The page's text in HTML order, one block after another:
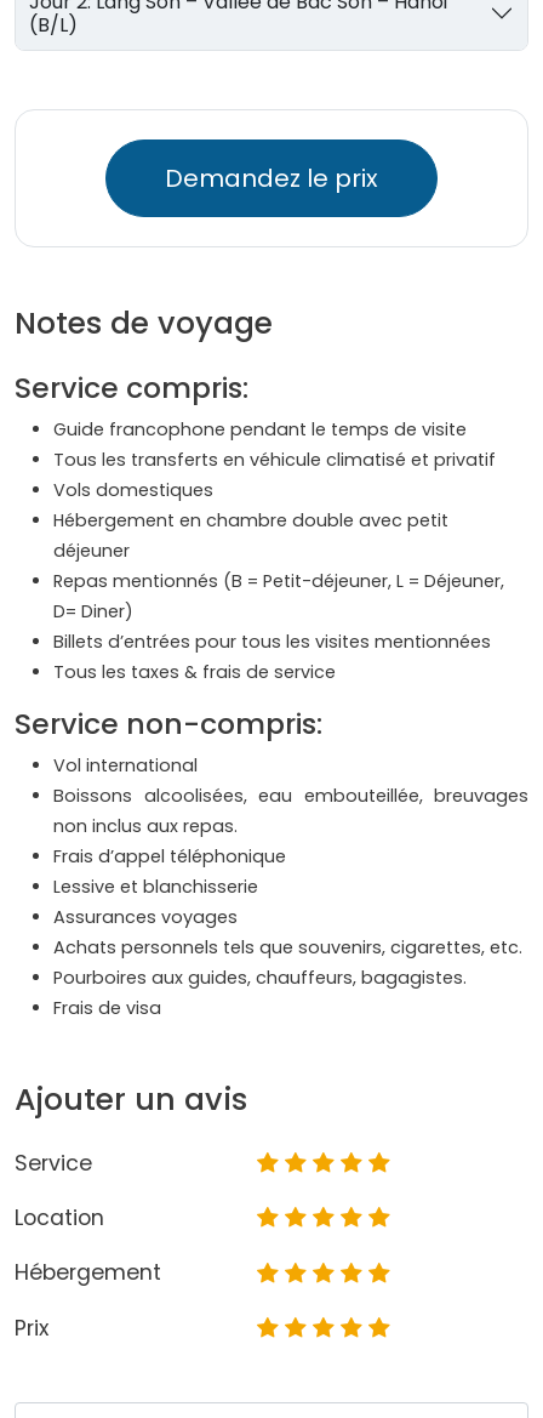
(B/L)
Demandez le prix
Notes de voyage
Service compris:
Guide francophone pendant le temps de visite
Tous les transferts en véhicule climatisé et privatif
Vols domestiques
Hébergement en chambre double avec petit
déjeuner
Repas mentionnés (B = Petit-déjeuner, L = Déjeuner,
D= Diner)
Billets d’entrées pour tous les visites mentionnées
Tous les taxes & frais de service
Service non-compris:
Vol international
Boissons alcoolisées, eau embouteillée, breuvages
non inclus aux repas.
Frais d’appel téléphonique
Lessive et blanchisserie
Assurances voyages
Achats personnels tels que souvenirs, cigarettes, etc.
Pourboires aux guides, chauffeurs, bagagistes.
Frais de visa
Ajouter un avis
Service
Location
Hébergement
Prix